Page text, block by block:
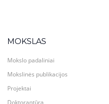
MOKSLAS
Mokslo padaliniai
Mokslinės publikacijos
Projektai
Doktorantūra